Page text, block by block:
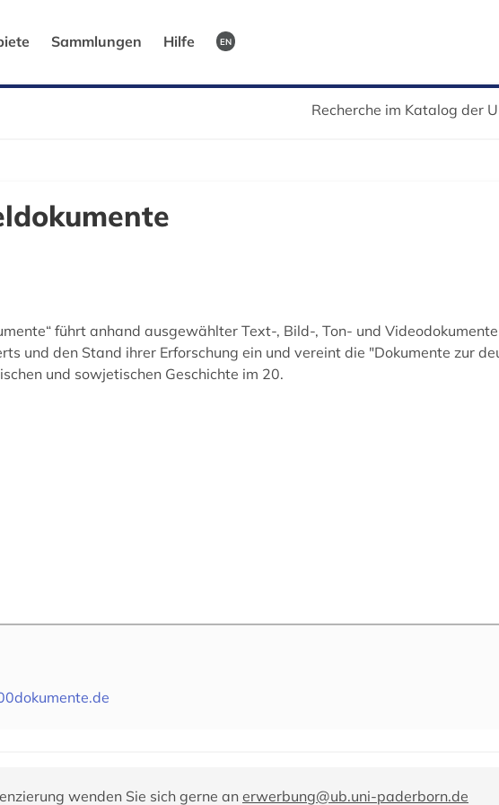
Sammlungen Hilfe EN
Recherche im Katalog der
führt anhand ausgewählter Text-, Bild-, Ton- und
und den Stand ihrer Erforschung ein und vereint die "Dokumente zur
und sowjetischen Geschichte im 20.
wenden Sie sich gerne an erwerbung@ub.uni-paderborn.de